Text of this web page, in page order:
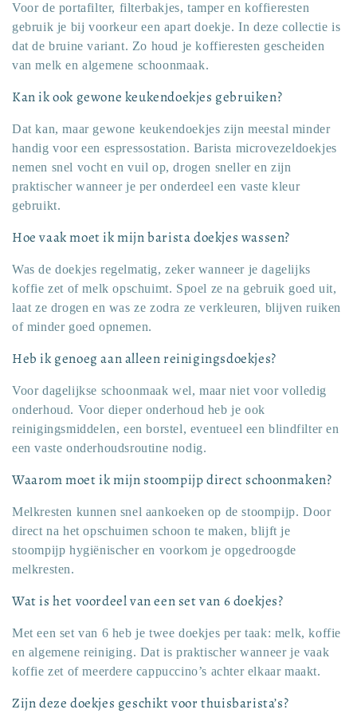
Voor de portafilter, filterbakjes, tamper en koffieresten
gebruik je bij voorkeur een apart doekje. In deze collectie is
dat de bruine variant. Zo houd je koffieresten gescheiden
van melk en algemene schoonmaak.
Kan ik ook gewone keukendoekjes gebruiken?
Dat kan, maar gewone keukendoekjes zijn meestal minder
handig voor een espressostation. Barista microvezeldoekjes
nemen snel vocht en vuil op, drogen sneller en zijn
praktischer wanneer je per onderdeel een vaste kleur
gebruikt.
Hoe vaak moet ik mijn barista doekjes wassen?
Was de doekjes regelmatig, zeker wanneer je dagelijks
koffie zet of melk opschuimt. Spoel ze na gebruik goed uit,
laat ze drogen en was ze zodra ze verkleuren, blijven ruiken
of minder goed opnemen.
Heb ik genoeg aan alleen reinigingsdoekjes?
Voor dagelijkse schoonmaak wel, maar niet voor volledig
onderhoud. Voor dieper onderhoud heb je ook
reinigingsmiddelen, een borstel, eventueel een blindfilter en
een vaste onderhoudsroutine nodig.
Waarom moet ik mijn stoompijp direct schoonmaken?
Melkresten kunnen snel aankoeken op de stoompijp. Door
direct na het opschuimen schoon te maken, blijft je
stoompijp hygiënischer en voorkom je opgedroogde
melkresten.
Wat is het voordeel van een set van 6 doekjes?
Met een set van 6 heb je twee doekjes per taak: melk, koffie
en algemene reiniging. Dat is praktischer wanneer je vaak
koffie zet of meerdere cappuccino’s achter elkaar maakt.
Zijn deze doekjes geschikt voor thuisbarista’s?